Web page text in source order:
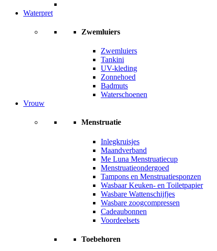
Waterpret
Zwemluiers
Zwemluiers
Tankini
UV-kleding
Zonnehoed
Badmuts
Waterschoenen
Vrouw
Menstruatie
Inlegkruisjes
Maandverband
Me Luna Menstruatiecup
Menstruatieondergoed
Tampons en Menstruatiesponzen
Wasbaar Keuken- en Toiletpapier
Wasbare Wattenschijfjes
Wasbare zoogcompressen
Cadeaubonnen
Voordeelsets
Toebehoren